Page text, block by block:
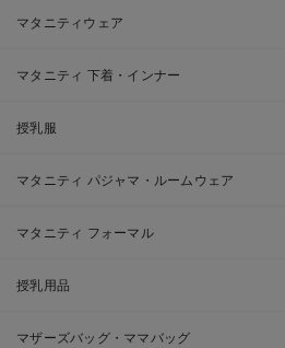
マタニティウェア
マタニティ 下着・インナー
授乳服
マタニティ パジャマ・ルームウェア
マタニティ フォーマル
授乳用品
マザーズバッグ・ママバッグ